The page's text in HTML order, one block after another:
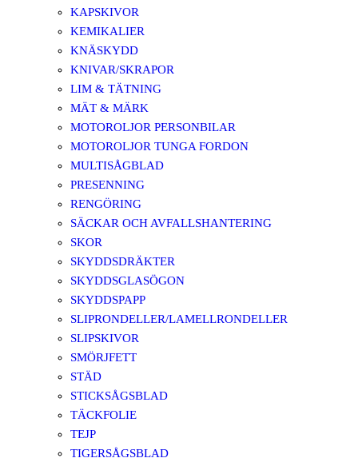
KAPSKIVOR
KEMIKALIER
KNÄSKYDD
KNIVAR/SKRAPOR
LIM & TÄTNING
MÄT & MÄRK
MOTOROLJOR PERSONBILAR
MOTOROLJOR TUNGA FORDON
MULTISÅGBLAD
PRESENNING
RENGÖRING
SÄCKAR OCH AVFALLSHANTERING
SKOR
SKYDDSDRÄKTER
SKYDDSGLASÖGON
SKYDDSPAPP
SLIPRONDELLER/LAMELLRONDELLER
SLIPSKIVOR
SMÖRJFETT
STÄD
STICKSÅGSBLAD
TÄCKFOLIE
TEJP
TIGERSÅGSBLAD